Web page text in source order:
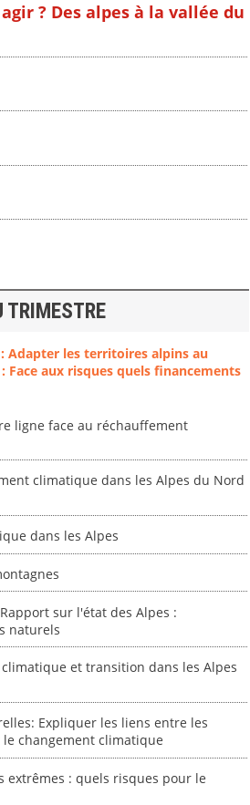
? Des alpes à la vallée du
TRIMESTRE
Adapter les territoires alpins au
Face aux risques quels financements
ligne face au réchauffement
climatique dans les Alpes du Nord
dans les Alpes
sur l'état des Alpes :
naturels
et transition dans les Alpes
Expliquer les liens entre les
changement climatique
extrêmes : quels risques pour le